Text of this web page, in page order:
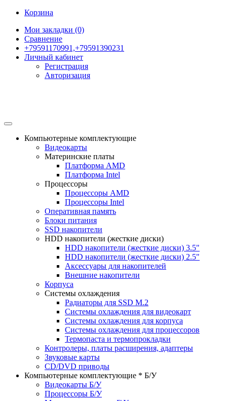
Корзина
Мои закладки (0)
Сравнение
+79591170991,+79591390231
Личный кабинет
Регистрация
Авторизация
Компьютерные комплектующие
Видеокарты
Материнские платы
Платформа AMD
Платформа Intel
Процессоры
Процессоры AMD
Процессоры Intel
Оперативная память
Блоки питания
SSD накопители
HDD накопители (жесткие диски)
HDD накопители (жесткие диски) 3.5"
HDD накопители (жесткие диски) 2.5"
Аксессуары для накопителей
Внешние накопители
Корпуса
Системы охлаждения
Радиаторы для SSD M.2
Системы охлаждения для видеокарт
Системы охлаждения для корпуса
Системы охлаждения для процессоров
Термопаста и термопрокладки
Контролеры, платы расширения, адаптеры
Звуковые карты
CD/DVD приводы
Компьютерные комплектующие * Б/У
Видеокарты Б/У
Процессоры Б/У